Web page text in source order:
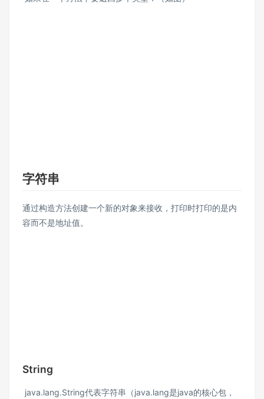
字符串
通过构造方法创建一个新的对象来接收，打印时打印的是内
容而不是地址值。
String
java.lang.String代表字符串（java.lang是java的核心包，